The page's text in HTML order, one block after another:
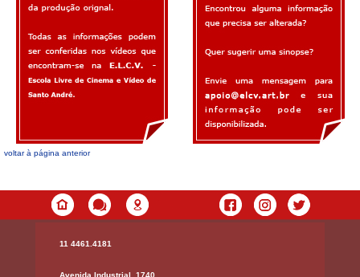
voltar à página anterior
11 4461.4181
Avenida Industrial, 1740